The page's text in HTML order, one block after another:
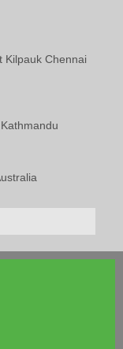
Kilpauk Chennai